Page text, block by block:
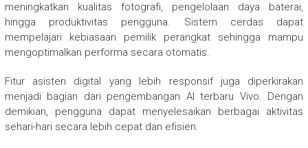
meningkatkan kualitas fotografi, pengelolaan daya baterai,
hingga produktivitas pengguna. Sistem cerdas dapat
mempelajari kebiasaan pemilik perangkat sehingga mampu
mengoptimalkan performa secara otomatis.
Fitur asisten digital yang lebih responsif juga diperkirakan
menjadi bagian dari pengembangan AI terbaru Vivo. Dengan
demikian, pengguna dapat menyelesaikan berbagai aktivitas
sehari-hari secara lebih cepat dan efisien.